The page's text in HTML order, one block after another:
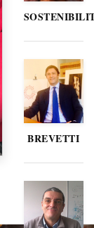
BREVETTI